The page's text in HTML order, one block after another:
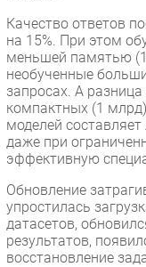
Качество ответов
на 15%. При этом
меньшей памятью
необученные
запросах. А
компактных (1
моделей
даже при
эффективную
Обновление
упростилась
датасетов,
результатов,
восстановление